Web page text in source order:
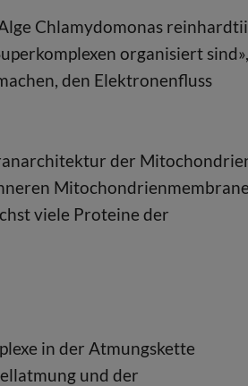
Chlamydomonas
organisiert sind»,
den Elektronenfluss
der
viele Proteine der
in der Atmungskette
und der